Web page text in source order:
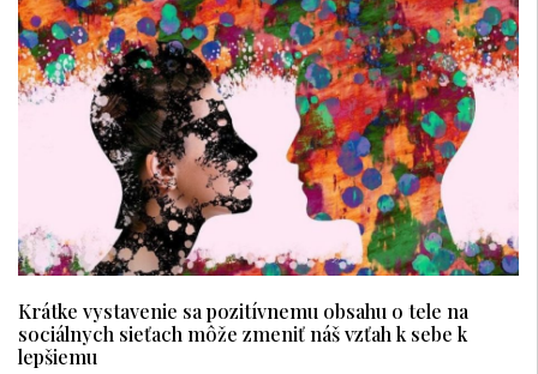
Krátke vystavenie sa pozitívnemu obsahu o tele na
sociálnych sieťach môže zmeniť náš vzťah k sebe k
lepšiemu